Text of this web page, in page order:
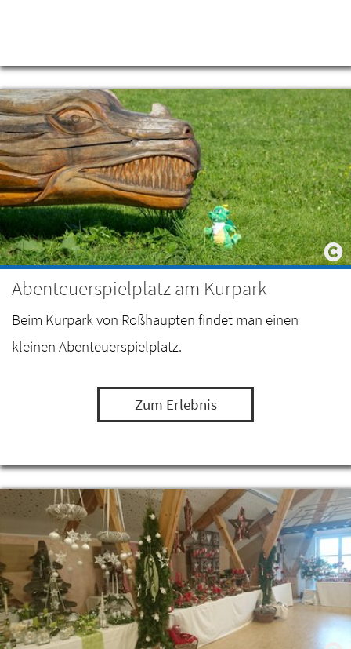
Abenteuerspielplatz am Kurpark
Beim Kurpark von Roßhaupten findet man einen
kleinen Abenteuerspielplatz.
Zum Erlebnis